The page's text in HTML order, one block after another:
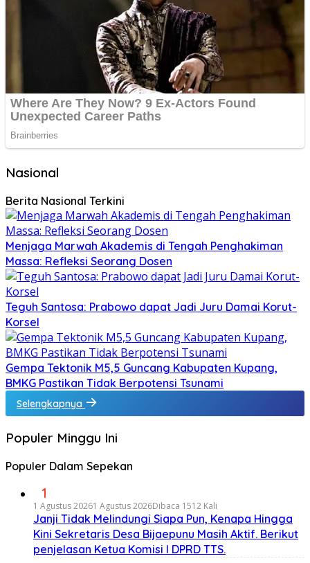
Nasional
Berita Nasional Terkini
Menjaga Marwah Akademis di Tengah Penghakiman
Massa: Refleksi Seorang Dosen
Teguh Santosa: Prabowo dapat Jadi Juru Damai Korut-
Korsel
Gempa Tektonik M5,5 Guncang Kabupaten Kupang,
BMKG Pastikan Tidak Berpotensi Tsunami
Selengkapnya
Populer Minggu Ini
Populer Dalam Sepekan
1
1 Agustus 20261 Agustus 2026Dibaca 1512 Kali
Janji Tidak Melindungi Siapa Pun, Kenapa Hingga
Kini Sekretaris Desa Bijaepunu Masih Aktif. Berikut
penjelasan Ketua Komisi I DPRD TTS.